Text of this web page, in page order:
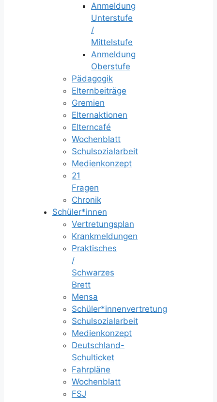
Anmeldung
Unterstufe
/
Mittelstufe
Anmeldung
Oberstufe
Pädagogik
Elternbeiträge
Gremien
Elternaktionen
Elterncafé
Wochenblatt
Schulsozialarbeit
Medienkonzept
21
Fragen
Chronik
Schüler*innen
Vertretungsplan
Krankmeldungen
Praktisches
/
Schwarzes
Brett
Mensa
Schüler*innenvertretung
Schulsozialarbeit
Medienkonzept
Deutschland-
Schulticket
Fahrpläne
Wochenblatt
FSJ